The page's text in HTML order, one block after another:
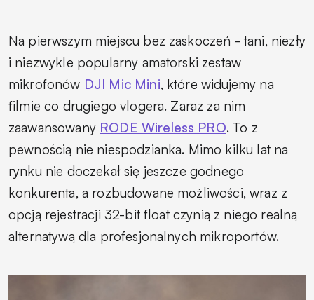
Na pierwszym miejscu bez zaskoczeń - tani, niezły
i niezwykle popularny amatorski zestaw
mikrofonów DJI Mic Mini, które widujemy na
filmie co drugiego vlogera. Zaraz za nim
zaawansowany RODE Wireless PRO. To z
pewnością nie niespodzianka. Mimo kilku lat na
rynku nie doczekał się jeszcze godnego
konkurenta, a rozbudowane możliwości, wraz z
opcją rejestracji 32-bit float czynią z niego realną
alternatywą dla profesjonalnych mikroportów.